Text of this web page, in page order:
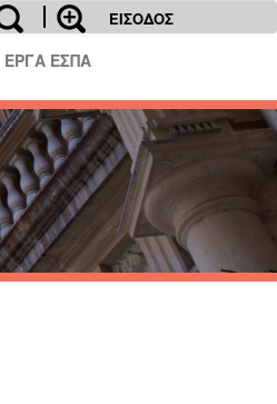
ΕΙΣΟΔΟΣ
ΕΡΓΑ ΕΣΠΑ